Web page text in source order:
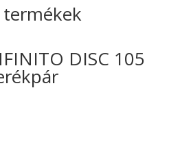
termékek
DISC 105